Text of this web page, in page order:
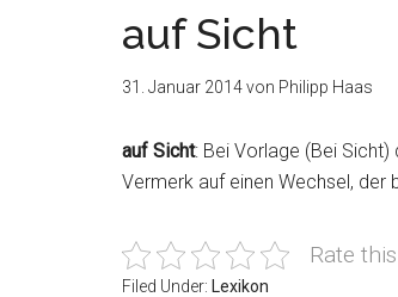
auf Sicht
31. Januar 2014von Philipp Haas
auf Sicht: Bei Vorlage (Bei
Vermerk auf einen Wechsel, der
Rate
Filed Under: Lexikon